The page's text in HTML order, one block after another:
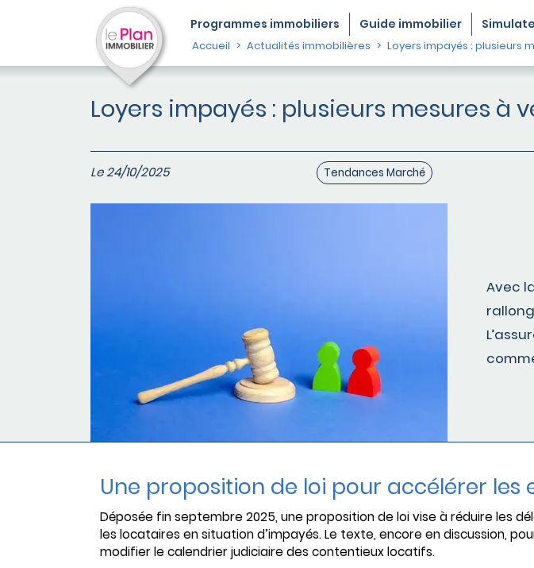
Programmes immobiliers Guide immobilier
Accueil Actualités immobilières Loyers impayés : plusieurs
Loyers impayés : plusieurs mesures à
Le 24/10/2025 Tendances Marché
Avec
Une proposition de loi pour accélérer les
Déposée fin septembre 2025, une proposition de loi vise à réduire les
les locataires en situation d’impayés. Le texte, encore en discussion,
modifier le calendrier judiciaire des contentieux locatifs.